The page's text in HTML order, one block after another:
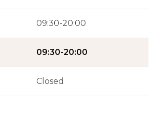
09:30-20:00
09:30-20:00
Closed